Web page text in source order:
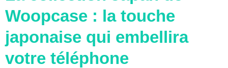
Woopcase : la touche
japonaise qui embellira
votre téléphone